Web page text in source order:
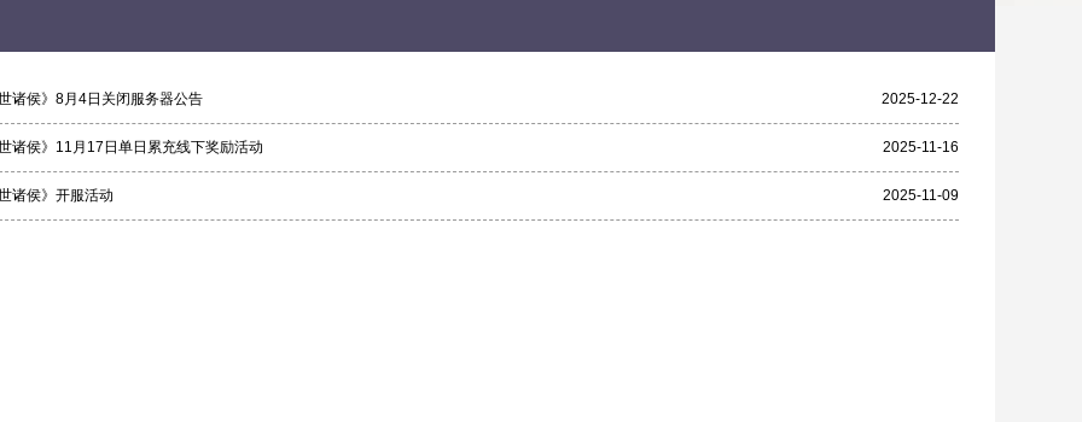
诸侯》8月4日关闭服务器公告 2025-12-22
诸侯》11月17日单日累充线下奖励活动 2025-11-16
诸侯》开服活动 2025-11-09